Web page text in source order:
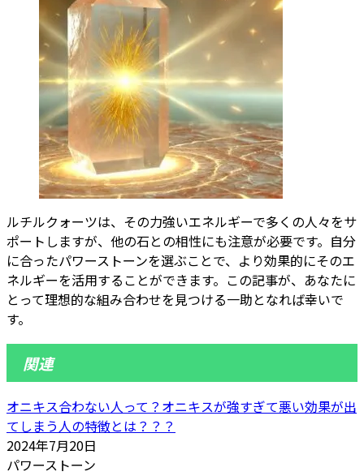
ルチルクォーツは、その力強いエネルギーで多くの人々をサ
ポートしますが、他の石との相性にも注意が必要です。自分
に合ったパワーストーンを選ぶことで、より効果的にそのエ
ネルギーを活用することができます。この記事が、あなたに
とって理想的な組み合わせを見つける一助となれば幸いで
す。
関連
オニキス合わない人って？オニキスが強すぎて悪い効果が出
てしまう人の特徴とは？？？
2024年7月20日
パワーストーン